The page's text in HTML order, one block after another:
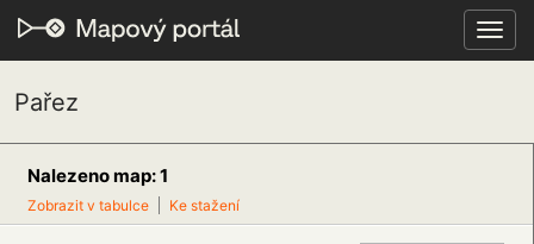
Pařez
Nalezeno map: 1
Zobrazit v tabulce Ke stažení